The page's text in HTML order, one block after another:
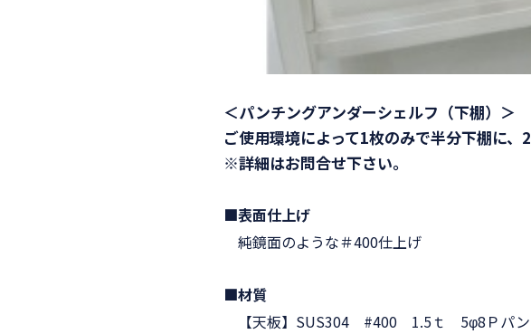
＜パンチングアンダーシェルフ（下棚）＞
ご使用環境によって1枚のみで半分下棚に、
※詳細はお問合せ下さい。
■表面仕上げ
純鏡面のような＃400仕上げ
■材質
【天板】SUS304 #400 1.5ｔ 5φ8Ｐパ